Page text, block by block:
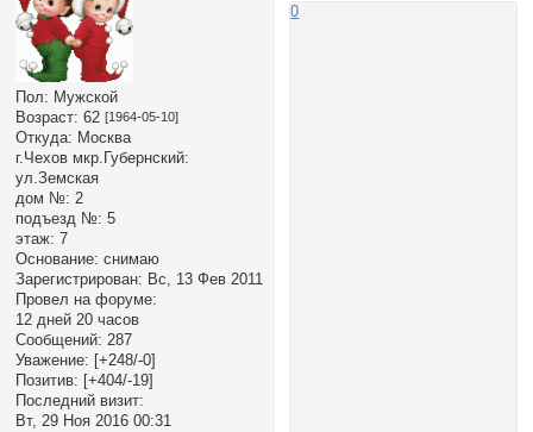
Пол: Мужской
Возраст: 62 [1964-05-10]
Откуда: Москва
г.Чехов мкр.Губернский:
ул.Земская
дом №: 2
подъезд №: 5
этаж: 7
Основание: снимаю
Зарегистрирован: Вс, 13 Фев 2011
Провел на форуме:
12 дней 20 часов
Сообщений: 287
Уважение: [+248/-0]
Позитив: [+404/-19]
Последний визит:
Вт, 29 Ноя 2016 00:31
0